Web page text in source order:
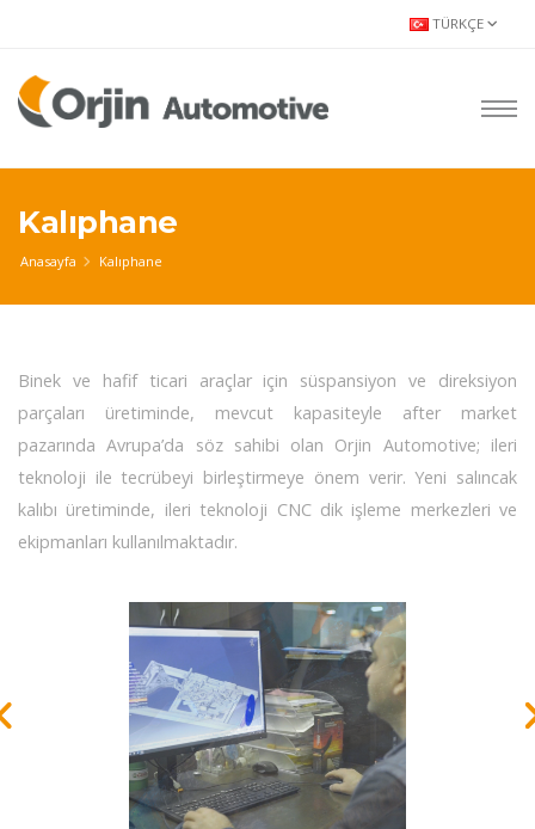
TÜRKÇE
Kalıphane
Anasayfa Kalıphane
Binek ve hafif ticari araçlar için süspansiyon ve direksiyon
parçaları üretiminde, mevcut kapasiteyle after market
pazarında Avrupa’da söz sahibi olan Orjin Automotive; ileri
teknoloji ile tecrübeyi birleştirmeye önem verir. Yeni salıncak
kalıbı üretiminde, ileri teknoloji CNC dik işleme merkezleri ve
ekipmanları kullanılmaktadır.